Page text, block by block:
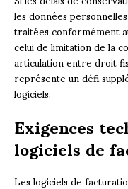
les données
traitées conformément
celui de limitation de la
articulation entre droit
représente un défi
logiciels.
Exigences
logiciels de
Les logiciels de